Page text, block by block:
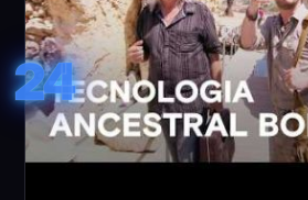
24